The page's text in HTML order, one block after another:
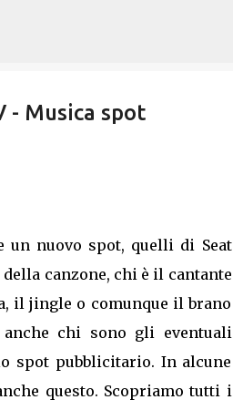
- Musica spot
un nuovo spot, quelli di Seat
canzone, chi è il cantante
il jingle o comunque il brano
chi sono gli eventuali
spot pubblicitario. In alcune
questo. Scopriamo tutti i